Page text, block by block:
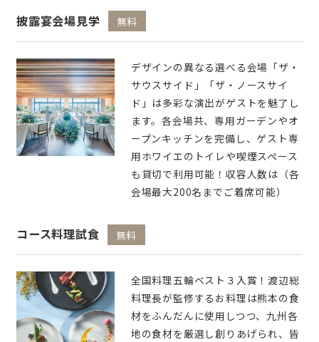
披露宴会場見学 無料
デザインの異なる選べる会場「ザ・
サウスサイド」「ザ・ノースサイ
ド」は多彩な演出がゲストを魅了し
ます。各会場共、専用ガーデンやオ
ープンキッチンを完備し、ゲスト専
用ホワイエのトイレや喫煙スペース
も貸切で利用可能！収容人数は（各
会場最大200名までご着席可能）
コース料理試食 無料
全国料理五輪ベスト３入賞！渡辺総
料理長が監修するお料理は熊本の食
材をふんだんに使用しつつ、九州各
地の食材を厳選し創りあげられ、皆